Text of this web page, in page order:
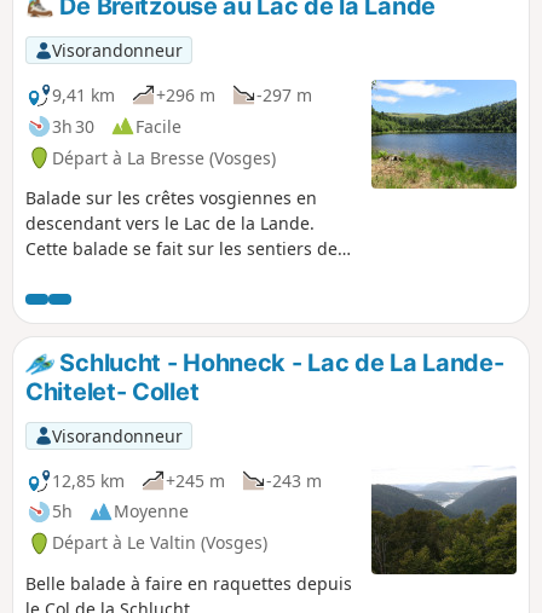
Visorandonneur
9,41 km
+296 m
-297 m
3h 30
Facile
Départ à La Bresse (Vosges)
Balade sur les crêtes vosgiennes en
descendant vers le Lac de la Lande.
Cette balade se fait sur les sentiers des
vaches vosgiennes, en passant non loin
des Fermes Auberges de Breitzousen,
Fershmuss et Schmargult. Plus bas, à
travers les bois ombragés de hêtres et
d’épicéas, on atteint le Lac de la Lande,
endroit idéal pour un pique-nique. Le
dénivelé très raisonnable de 250 m sur
9,5 km fait que cette randonnée n'est
pas d'une difficulté particulière.
06/02/2023 : Randonnée interdite
jusqu'à nouvel ordre sur arrêté
municipal, en raison d'un éboulement
de rochers et de pierres sur le GR®531.
Schlucht - Hohneck - Lac de La Lande-
Chitelet- Collet
Visorandonneur
12,85 km
+245 m
-243 m
5h
Moyenne
Départ à Le Valtin (Vosges)
Belle balade à faire en raquettes depuis